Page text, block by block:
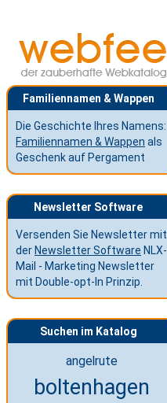
Familiennamen & Wappen
Die Geschichte Ihres Namens:
Familiennamen & Wappen als
Geschenk auf Pergament
Newsletter Software
Versenden Sie Newsletter mit
der Newsletter Software NLX-
Mail - Marketing Newsletter
mit Double-opt-In Prinzip.
Suchen im Katalog
angelrute
boltenhagen